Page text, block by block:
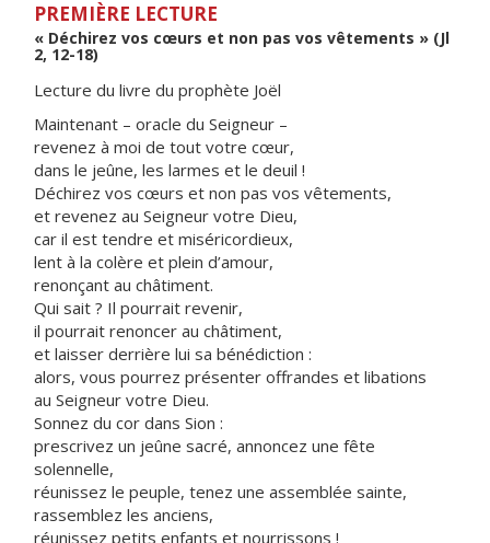
PREMIÈRE LECTURE
« Déchirez vos cœurs et non pas vos vêtements » (Jl
2, 12-18)
Lecture du livre du prophète Joël
Maintenant – oracle du Seigneur –
revenez à moi de tout votre cœur,
dans le jeûne, les larmes et le deuil !
Déchirez vos cœurs et non pas vos vêtements,
et revenez au Seigneur votre Dieu,
car il est tendre et miséricordieux,
lent à la colère et plein d’amour,
renonçant au châtiment.
Qui sait ? Il pourrait revenir,
il pourrait renoncer au châtiment,
et laisser derrière lui sa bénédiction :
alors, vous pourrez présenter offrandes et libations
au Seigneur votre Dieu.
Sonnez du cor dans Sion :
prescrivez un jeûne sacré, annoncez une fête
solennelle,
réunissez le peuple, tenez une assemblée sainte,
rassemblez les anciens,
réunissez petits enfants et nourrissons !